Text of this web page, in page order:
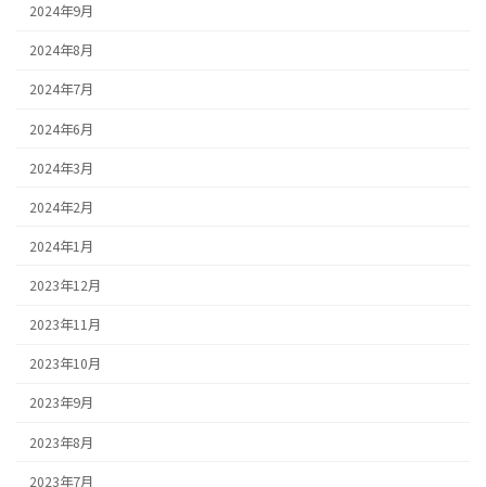
2024年9月
2024年8月
2024年7月
2024年6月
2024年3月
2024年2月
2024年1月
2023年12月
2023年11月
2023年10月
2023年9月
2023年8月
2023年7月